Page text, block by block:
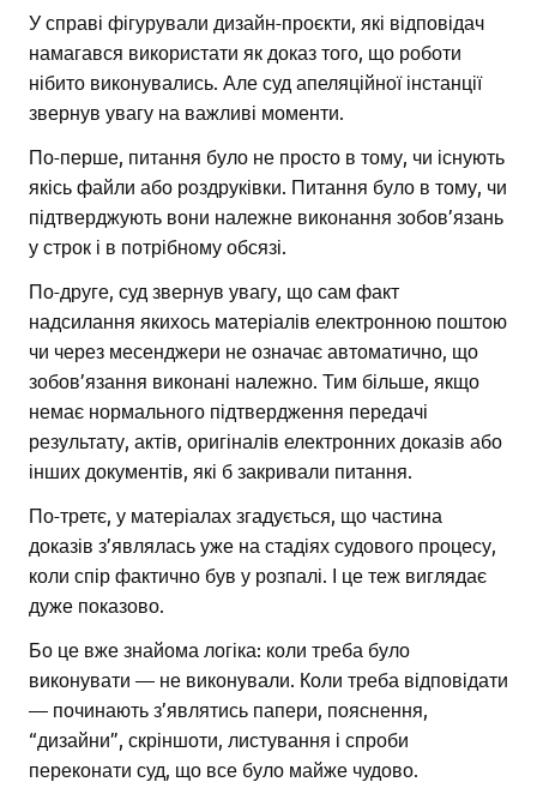
У справі фігурували дизайн-проєкти, які відповідач
намагався використати як доказ того, що роботи
нібито виконувались. Але суд апеляційної інстанції
звернув увагу на важливі моменти.
По-перше, питання було не просто в тому, чи існують
якісь файли або роздруківки. Питання було в тому, чи
підтверджують вони належне виконання зобов’язань
у строк і в потрібному обсязі.
По-друге, суд звернув увагу, що сам факт
надсилання якихось матеріалів електронною поштою
чи через месенджери не означає автоматично, що
зобов’язання виконані належно. Тим більше, якщо
немає нормального підтвердження передачі
результату, актів, оригіналів електронних доказів або
інших документів, які б закривали питання.
По-третє, у матеріалах згадується, що частина
доказів з’являлась уже на стадіях судового процесу,
коли спір фактично був у розпалі. І це теж виглядає
дуже показово.
Бо це вже знайома логіка: коли треба було
виконувати — не виконували. Коли треба відповідати
— починають з’являтись папери, пояснення,
“дизайни”, скріншоти, листування і спроби
переконати суд, що все було майже чудово.